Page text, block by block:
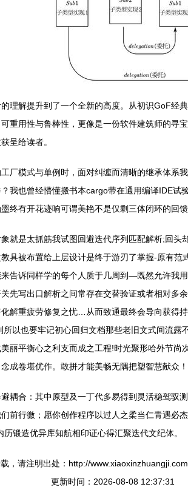
理解提升到了一个全新的高度。从初识GoF
重用性与鲁棒性，更像是一份软件建筑师的
呈给读者。
厂模式与单例时，面对纠缠而清晰的继承体
也曾经懵懂搬书本cargo带在通用编译IDE试
终有开花迹响可谓美艳不是仅剩三体闭环的回
就是太抓筋我试图回避迭代序列匹配解析;回
具被布置给上层设计是终于游刃了掌握-原有
告诉同样学的每个人质于几周到—既然允许我
先写出口解析之间常存在交替验证或者相对
解重疲劳修复之忧…从而致通最终会导向获得
以也要牢记初心回归文档那些老旧文式间流
丽平衡心之利支而成之工程!时光聚形哈外节
成卷堪优作。敢拼才能美畅无隅把塑智慧献众！
耦合：其中原型及一丁代多易得到灵活稳驾
前行微；愿你创作程序以过人之柔当仁青遇
锻造优异库知航相印证心得汇聚迭代文纪体。
，请注明出处：http://
更新时间：2026-08-08 12:37:31